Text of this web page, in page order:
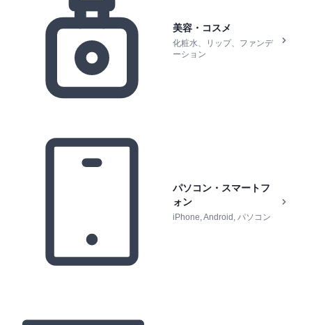
美容・コスメ
化粧水、リップ、ファンデ
ーション
パソコン・スマートフ
ォン
iPhone, Android, パソコン